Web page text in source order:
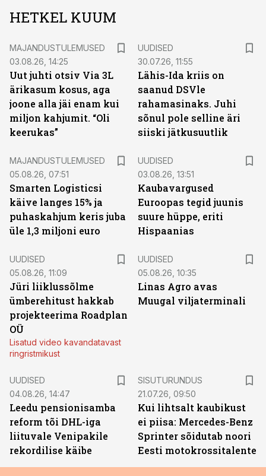
HETKEL KUUM
MAJANDUSTULEMUSED
03.08.26, 14:25
Uut juhti otsiv Via 3L
ärikasum kosus, aga
joone alla jäi enam kui
miljon kahjumit. “Oli
keerukas”
UUDISED
30.07.26, 11:55
Lähis-Ida kriis on
saanud DSVle
rahamasinaks. Juhi
sõnul pole selline äri
siiski jätkusuutlik
MAJANDUSTULEMUSED
05.08.26, 07:51
Smarten Logisticsi
käive langes 15% ja
puhaskahjum keris juba
üle 1,3 miljoni euro
UUDISED
03.08.26, 13:51
Kaubavargused
Euroopas tegid juunis
suure hüppe, eriti
Hispaanias
UUDISED
05.08.26, 11:09
Jüri liiklussõlme
ümberehitust hakkab
projekteerima Roadplan
OÜ
Lisatud video kavandatavast
ringristmikust
UUDISED
05.08.26, 10:35
Linas Agro avas
Muugal viljaterminali
UUDISED
04.08.26, 14:47
Leedu pensionisamba
reform tõi DHL-iga
liituvale Venipakile
rekordilise käibe
SISUTURUNDUS
21.07.26, 09:50
Kui lihtsalt kaubikust
ei piisa: Mercedes-Benz
Sprinter sõidutab noori
Eesti motokrossitalente